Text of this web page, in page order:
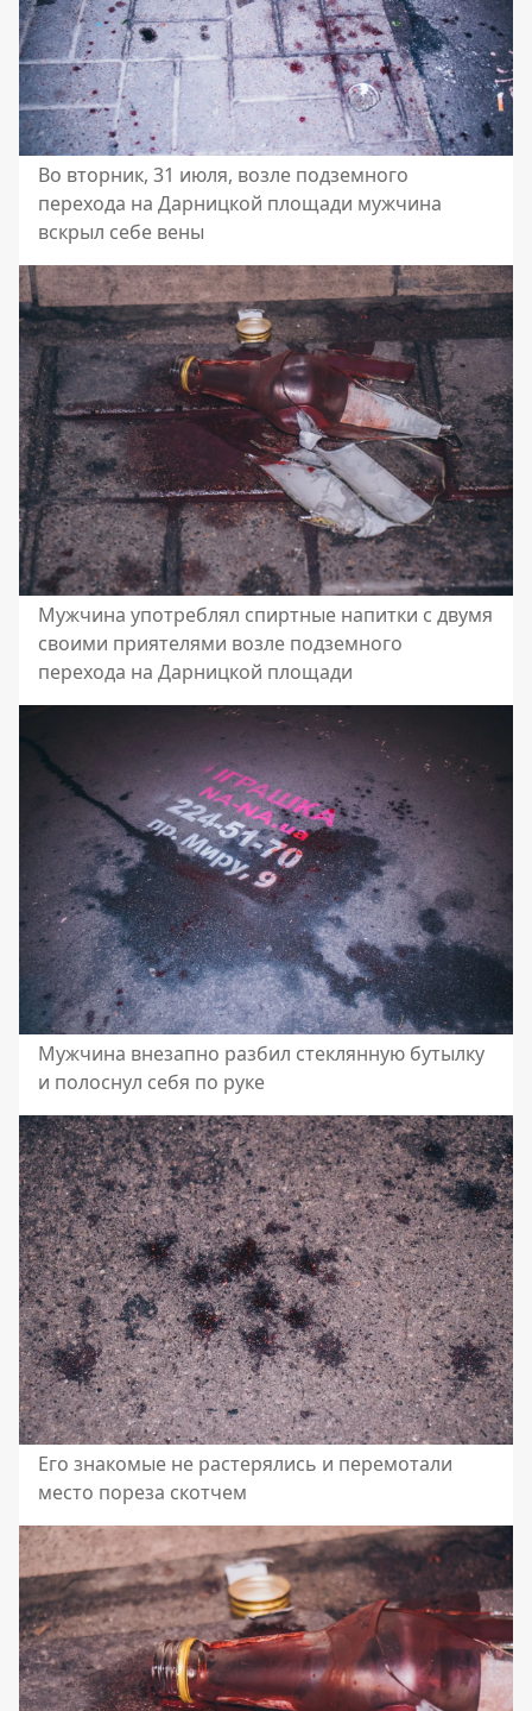
Во вторник, 31 июля, возле подземного
перехода на Дарницкой площади мужчина
вскрыл себе вены
Мужчина употреблял спиртные напитки с двумя
своими приятелями возле подземного
перехода на Дарницкой площади
Мужчина внезапно разбил стеклянную бутылку
и полоснул себя по руке
Его знакомые не растерялись и перемотали
место пореза скотчем